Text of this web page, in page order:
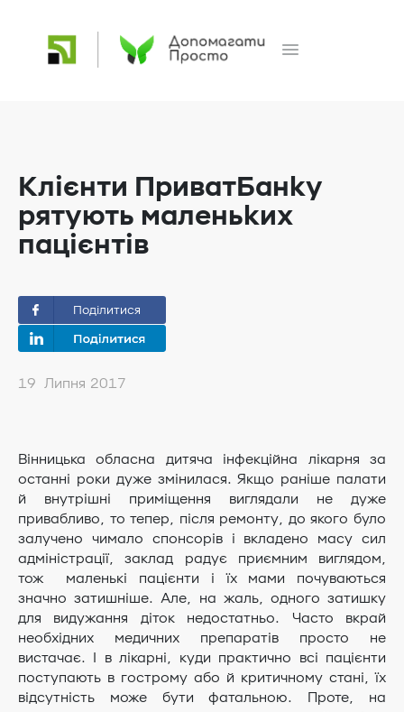
Клієнти ПриватБанку
рятують маленьких
пацієнтів
Поділитися
19 Липня 2017
Вінницька обласна дитяча інфекційна лікарня за
останні роки дуже змінилася. Якщо раніше палати
й внутрішні приміщення виглядали не дуже
привабливо, то тепер, після ремонту, до якого було
залучено чимало спонсорів і вкладено масу сил
адміністрації, заклад радує приємним виглядом,
тож маленькі пацієнти і їх мами почуваються
значно затишніше. Але, на жаль, одного затишку
для видужання діток недостатньо. Часто вкрай
необхідних медичних препаратів просто не
вистачає. І в лікарні, куди практично всі пацієнти
поступають в гострому або й критичному стані, їх
відсутність може бути фатальною. Проте, на